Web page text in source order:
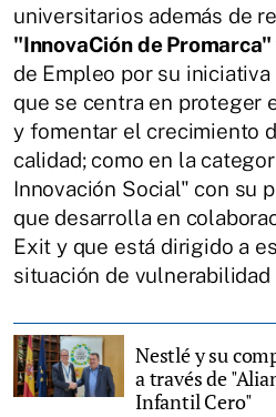
universitarios además de
"InnovaCión de Promarca"
de Empleo por su iniciativa
que se centra en proteger
y fomentar el crecimiento
calidad; como en la
Innovación Social" con su
que desarrolla en
Exit y que está dirigido a
situación de vulnerabilidad
Nestlé y su
a través de
Infantil Cero"